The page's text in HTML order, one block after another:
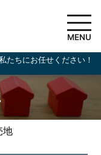
MENU
たちにお任せください！
地